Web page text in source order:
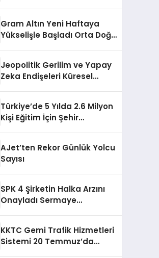
Gram Altın Yeni Haftaya
Yükselişle Başladı Orta Doğu
Jeopolitik Gerilim ve Yapay
Zeka Endişeleri Küresel
Türkiye’de 5 Yılda 2.6 Milyon
Kişi Eğitim İçin Şehir
AJet’ten Rekor Günlük Yolcu
Sayısı
SPK 4 Şirketin Halka Arzını
Onayladı Sermaye
KKTC Gemi Trafik Hizmetleri
Sistemi 20 Temmuz’da